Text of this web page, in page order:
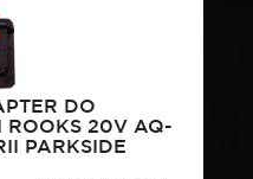
DO
ROOKS 20V AQ-
PARKSIDE